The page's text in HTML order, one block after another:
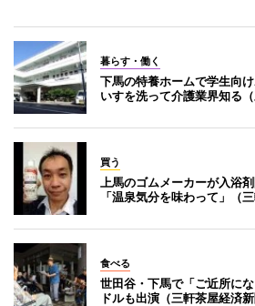
暮らす・働く
下馬の特養ホームで学生向
いすを洗って介護業界知る（
買う
上馬のゴムメーカーが入浴
「温泉気分を味わって」（
食べる
世田谷・下馬で「ご近所に
ドルも出演（三軒茶屋経済新